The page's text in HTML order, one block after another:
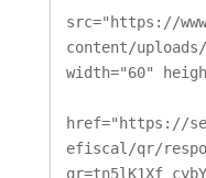
src="https://
content/
width="60"
href="https://
efiscal/qr/